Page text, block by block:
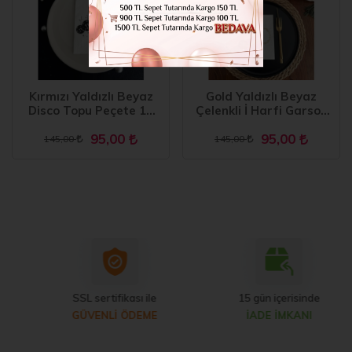
Herkesin çocuğunuzun basketbol temalı partisinden haberdar
olmasını sağlamak için basketbol temalı davetiyeler
gönderdiğinizden emin olun. Bunlar, bütçenize ve
çocuğunuzun tercihlerine bağlı olarak, istediğiniz kadar basit
veya ayrıntılı olabilir. Basketbolcuların veya basketbolcuların
yer aldığı davetiyeleri arayın ve partinin tarihi, saati ve yeri gibi
oyuncusunu ziyaret etmeyi düşünebilirsiniz. Bilgi yarışmaları
veya bayrak yarışları gibi diğer basketbol temalı oyunlar ve
etkinlikler düzenlemeyi de düşünebilirsiniz.
Basketbol Temalı Parti Hediyeleri
Kırmızı Yaldızlı Beyaz
Disco Topu Peçete 16
145,00 95,00
Gold Yaldızlı Beyaz
Çelenkli İ Harfi Garson
145,00 95,00
SSL sertifikası ile
GÜVENLİ ÖDEME
15 gün içerisinde
İADE İMKANI